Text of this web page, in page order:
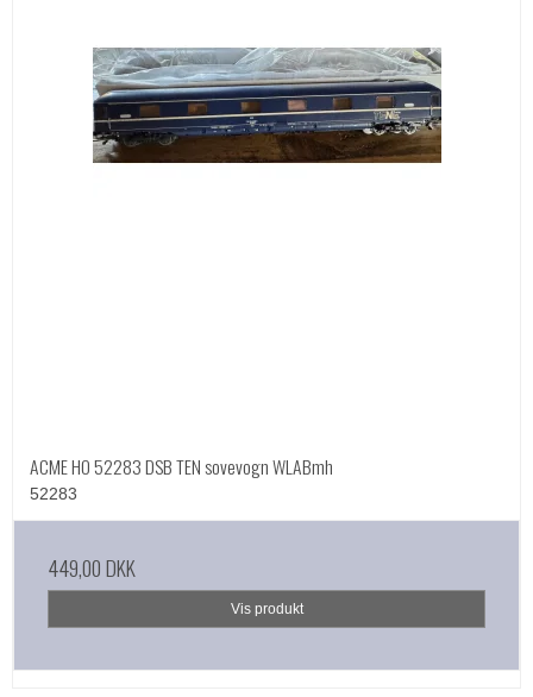
ACME HO 52283 DSB TEN sovevogn WLABmh
52283
449,00 DKK
Vis produkt